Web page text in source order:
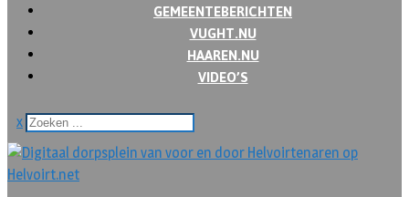
GEMEENTEBERICHTEN
VUGHT.NU
HAAREN.NU
VIDEO’S
x